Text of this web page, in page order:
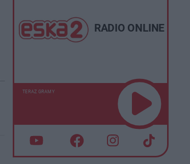
RADIO ONLINE
TERAZ GRAMY